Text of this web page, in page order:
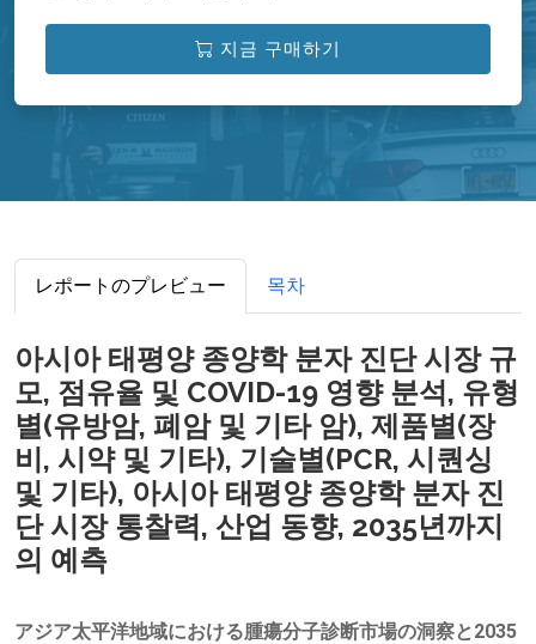
지금 구매하기
レポートのプレビュー 목차
아시아 태평양 종양학 분자 진단 시장 규
모, 점유율 및 COVID-19 영향 분석, 유형
별(유방암, 폐암 및 기타 암), 제품별(장
비, 시약 및 기타), 기술별(PCR, 시퀀싱
및 기타), 아시아 태평양 종양학 분자 진
단 시장 통찰력, 산업 동향, 2035년까지
의 예측
アジア太平洋地域における腫瘍分子診断市場の洞察と2035